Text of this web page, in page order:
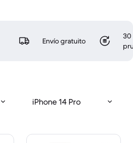
Envío gratuito
30
iPhone 14 Pro